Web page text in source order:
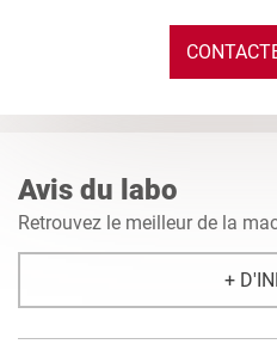
Avis du labo
Retrouvez le meilleur de la
+